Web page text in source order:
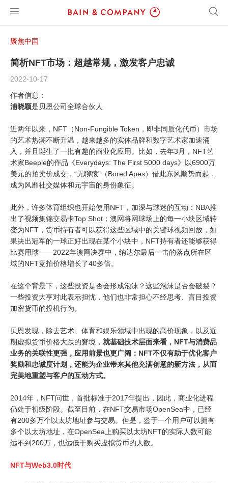
聚焦中国
简析NFT市场：超越常规，激发客户忠诚
2022-10-17
作者信息：
浦晓颖是贝恩公司全球合伙人
近两年以来，NFT（Non-Fungible Token，即非同质化代币）市场
的艺术热潮不断升温，越来越多的实体品牌和数字艺术家加速涌
入，并且诞生了一批有趣的商业化应用。比如，去年3月，NFT艺
术家Beeple的作品《Everydays: The First 5000 days》以6900万
美元的拍卖价成交，“无聊猿”（Bored Apes）借此东风顺势而起，
成为风靡社交媒体和元宇宙的身份象征。
此外，许多体育组织也开始使用NFT，加深与球迷的互动：NBA推
出了视频集锦交易卡Top Shot；澳网将网球场上的每一小块区域转
变为NFT，货币持有者可以获得这些区域中的关键球视频回放，如
果决出冠军的一球正好出现在某个小块中，NFT持有者还能够获得
比赛用球——2022年澳网决赛中，纳达尔最后一击的落点所在区
域的NFT竞拍价格增长了40多倍。
在这个背景下，这些投资是否会形成泡沫？这些泡沫是否会破裂？
一些投资大亨对此表示担忧，他们也非常担心不经思考、盲目投资
加密货币的投机行为。
贝恩发现，除去艺术、体育和娱乐领域中出现的高价现象，以及近
期虚拟货币价格大跌的窘境， 就基础技术层面来看，NFT与消费品
业务的关联性更强，应用前景也更广阔：NFT不仅有助于优化客户
奖励和忠诚度计划，还能为企业带来其他充满创意的新方法，从而
完美地重塑与客户的互动方式。
2014年，NFT问世，首批标准于2017年提出，因此，商业化进程
仍处于初级阶段。截至目前，在NFT交易市场OpenSea中，已经
有200多万个以太坊地址参与交易。但是，鉴于一个用户可以拥有
多个以太坊地址，在OpenSea上购买以太坊NFT的实际人数可能
远不到200万，也远低于购买虚拟货币的人数。
NFT与Web3.0时代